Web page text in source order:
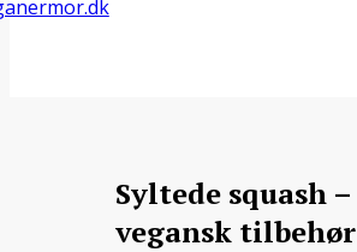
Syltede squash –
vegansk tilbehør